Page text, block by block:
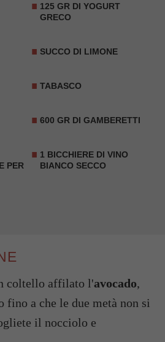
125 GR DI YOGURT
GRECO
SUCCO DI LIMONE
TABASCO
600 GR DI GAMBERETTI
PER
1 BICCHIERE DI VINO
BIANCO SECCO
coltello affilato l'avocado,
fino a che le due metà non si
il nocciolo e